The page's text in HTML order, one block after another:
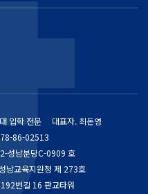
입학 전문
대표자. 최돈영
86-02513
성남분당C-0909 호
남교육지원청 제 273호
번길 16 판교타워